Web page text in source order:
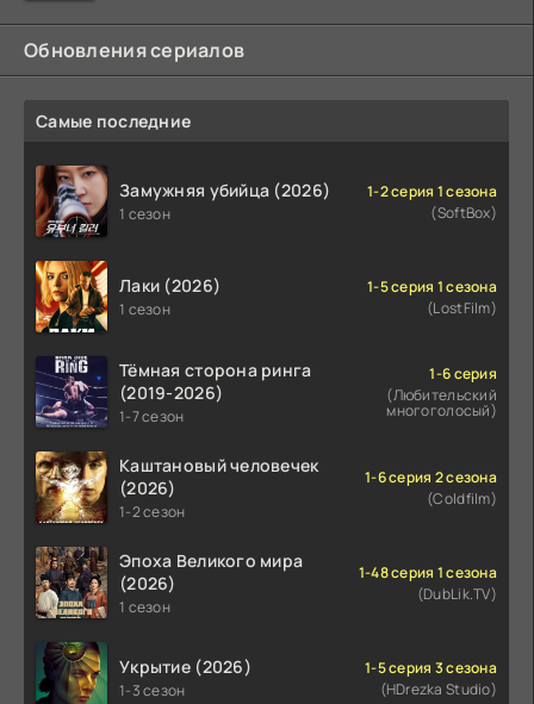
Обновления сериалов
Самые последние
Замужняя убийца (2026)
1 сезон
1-2 серия 1 сезона
(SoftBox)
Лаки (2026)
1 сезон
1-5 серия 1 сезона
(LostFilm)
Тёмная сторона ринга
(2019-2026)
1-7 сезон
1-6 серия
(Любительский
многоголосый)
Каштановый человечек
(2026)
1-2 сезон
1-6 серия 2 сезона
(Coldfilm)
Эпоха Великого мира
(2026)
1 сезон
1-48 серия 1 сезона
(DubLik.TV)
Укрытие (2026)
1-3 сезон
1-5 серия 3 сезона
(HDrezka Studio)